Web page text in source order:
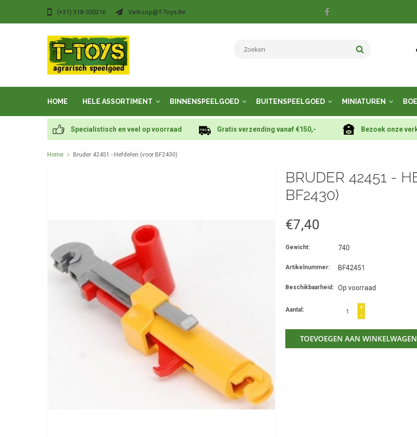
(+31) 318-550216 Verkoop@t-Toys.be
HOME HELE ASSORTIMENT BINNENSPEELGOED BUITENSPEELGOED MINIATUREN
Specialistisch en veel op voorraad Gratis verzending vanaf €150,- Bezoek onze
Home Bruder 42451 - Hefdelen (voor BF2430)
BRUDER 42451 -
BF2430)
€7,40
Gewicht: 740
Artikelnummer: BF42451
Beschikbaarheid: Op voorraad
Aantal:
+
-
TOEVOEGEN AAN WINKELWAGEN